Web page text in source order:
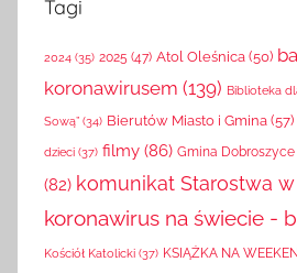
Tagi
2024 (35) 2025 (47) Atol Oleśnica (50)
koronawirusem (139) Biblioteka
Sową” (34) Bierutów Miasto i Gmina (57)
dzieci (37) filmy (86) Gmina Dobroszyce
(82) komunikat Starostwa
koronawirus na świecie -
Kościół Katolicki (37) KSIĄŻKA NA